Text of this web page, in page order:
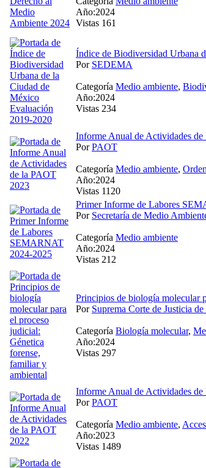
Año:2024
Vistas 161
Índice de Biodiversidad Urbana
Por SEDEMA
Categoría Medio ambiente,
Año:2024
Vistas 234
Informe Anual de Actividades
PorPAOT
Categoría Medio ambiente,
Año:2024
Vistas 1120
Primer Informe de Labores
Por Secretaría de Medio
Categoría Medio ambiente
Año:2024
Vistas 212
Principios de biología molecular
Por Suprema Corte de Justicia
Categoría Biología molecular,
Año:2024
Vistas 297
Informe Anual de Actividades
PorPAOT
Categoría Medio ambiente,
Año:2023
Vistas 1489